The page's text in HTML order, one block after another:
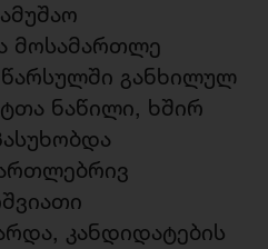
მოსამართლე
განხილულ
ნაწილი, ხშირ
კანდიდატების